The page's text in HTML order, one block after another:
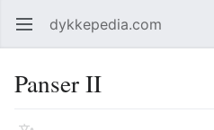
Åpne hovedmenyen dykkepedia.com
Panser II